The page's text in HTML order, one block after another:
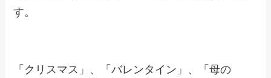
す。
「クリスマス」、「バレンタイン」、「母の